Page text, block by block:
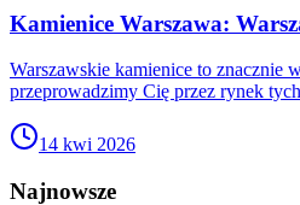
Kamienice Warszawa:
Warszawskie kamienice to znacznie
przeprowadzimy Cię przez rynek
14 kwi 2026
Najnowsze